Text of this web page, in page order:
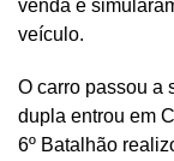
venda e
veículo.
O carro passou a
dupla entrou em
6º Batalhão